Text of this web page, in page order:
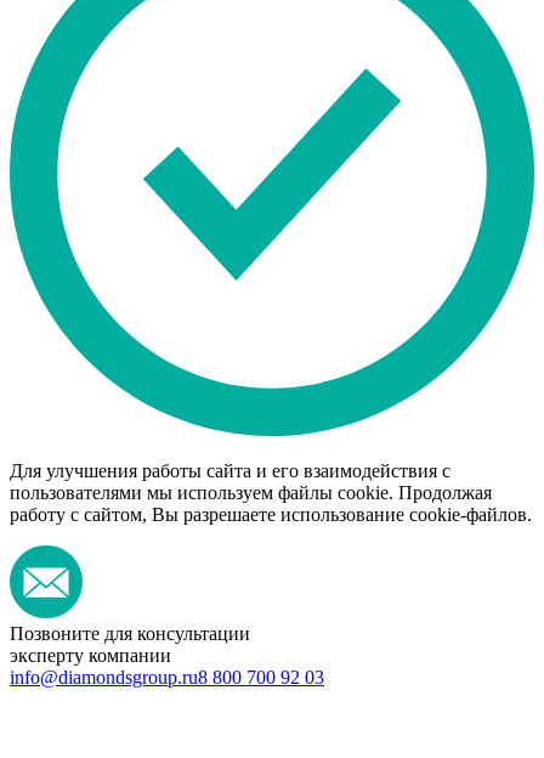
Для улучшения работы сайта и его взаимодействия с
пользователями мы используем файлы cookie. Продолжая
работу с сайтом, Вы разрешаете использование cookie-файлов.
Позвоните для консультации
эксперту компании
info@diamondsgroup.ru8 800 700 92 03